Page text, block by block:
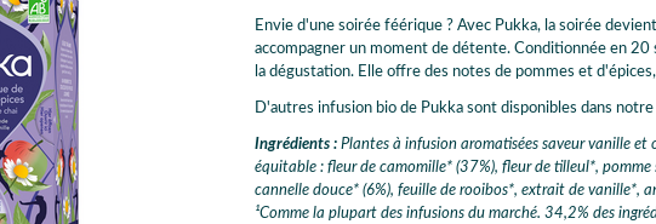
Envie d'une soirée féérique ? Avec Pukka, la soirée
accompagner un moment de détente. Conditionnée en
la dégustation. Elle offre des notes de pommes et
D'autres infusion bio de Pukka sont disponibles dans
Ingrédients :Plantes à infusion aromatisées saveur vanille et
équitable : fleur de camomille* (37%), fleur de tilleul*, pomme
cannelle douce* (6%), feuille de rooibos*, extrait de vanille*,
¹Comme la plupart des infusions du marché. 34,2% des